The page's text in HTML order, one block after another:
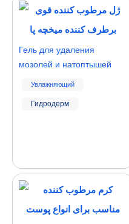
Гидродерм
Гель для удаления
мозолей и натоптышей
Увлажняющий